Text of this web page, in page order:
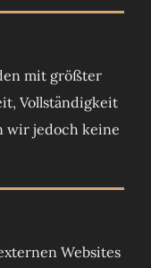
mit größter
Vollständigkeit
wir jedoch keine
Websites